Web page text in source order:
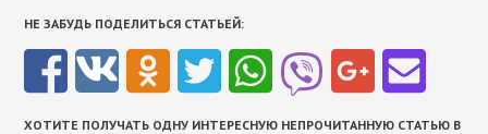
НЕ ЗАБУДЬ ПОДЕЛИТЬСЯ СТАТЬЕЙ:
ХОТИТЕ ПОЛУЧАТЬ ОДНУ ИНТЕРЕСНУЮ НЕПРОЧИТАННУЮ СТАТЬЮ В